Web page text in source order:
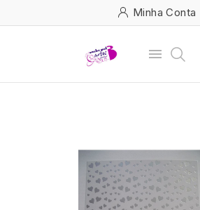
Minha Conta
